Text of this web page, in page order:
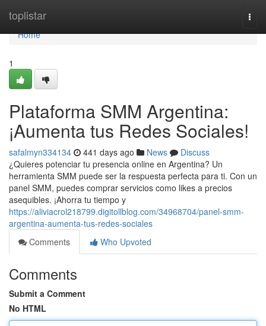
toplistar
Home
Home
1
Plataforma SMM Argentina:
¡Aumenta tus Redes Sociales!
safalmyn334134 441 days ago News
Discuss
¿Quieres potenciar tu presencia online en Argentina? Un
herramienta SMM puede ser la respuesta perfecta para ti. Con un
panel SMM, puedes comprar servicios como likes a precios
asequibles. ¡Ahorra tu tiempo y
https://aliviacrol218799.digitollblog.com/34968704/panel-smm-
argentina-aumenta-tus-redes-sociales
Comments
Who Upvoted
Comments
Submit a Comment
No HTML